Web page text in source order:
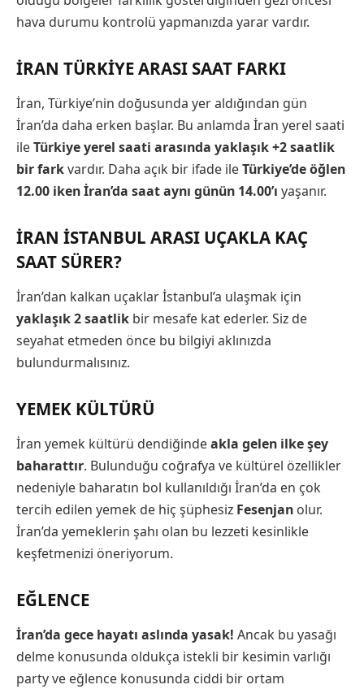
hava durumu kontrolü yapmanızda yarar vardır.
İRAN TÜRKIYE ARASI SAAT FARKI
İran, Türkiye’nin doğusunda yer aldığından gün
İran’da daha erken başlar. Bu anlamda İran yerel saati
ileTürkiye yerel saati arasında yaklaşık +2 saatlik
bir farkvardır. Daha açık bir ifade ileTürkiye’de öğlen
12.00 iken İran’da saat aynı günün 14.00’ı yaşanır.
İRAN İSTANBUL ARASI UÇAKLA KAÇ
SAAT SÜRER?
İran’dan kalkan uçaklar İstanbul’a ulaşmak için
yaklaşık 2 saatlik bir mesafe kat ederler. Siz de
seyahat etmeden önce bu bilgiyi aklınızda
bulundurmalısınız.
YEMEK KÜLTÜRÜ
İran yemek kültürü dendiğindeakla gelen ilke şey
baharattır. Bulunduğu coğrafya ve kültürel özellikler
nedeniyle baharatın bol kullanıldığı İran’da en çok
tercih edilen yemek de hiç şüphesiz Fesenjan olur.
İran’da yemeklerin şahı olan bu lezzeti kesinlikle
keşfetmenizi öneriyorum.
EĞLENCE
İran’da gece hayatı aslında yasak! Ancak bu yasağı
delme konusunda oldukça istekli bir kesimin varlığı
party ve eğlence konusunda ciddi bir ortam